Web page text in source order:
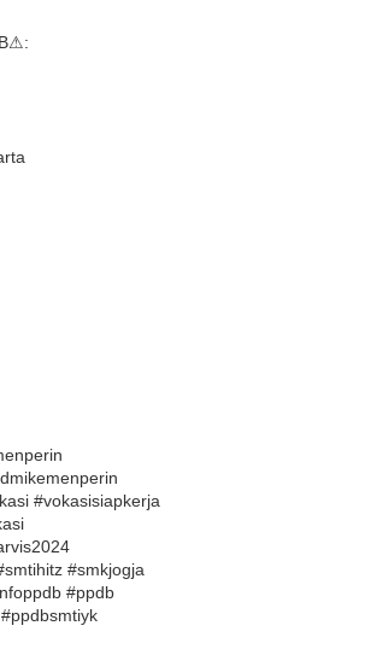
#vokasisiapkerja
#smkjogja
#ppdb